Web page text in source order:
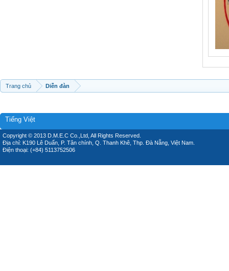
Trang chủ Diễn đàn
Tiếng Việt
Copyright © 2013 D.M.E.C Co.,Ltd, All Rights Reserved.
Địa chỉ: K190 Lê Duẩn, P. Tân chính, Q. Thanh Khê, Thp. Đà Nẵng, Việt Nam.
Điện thoại: (+84) 5113752506